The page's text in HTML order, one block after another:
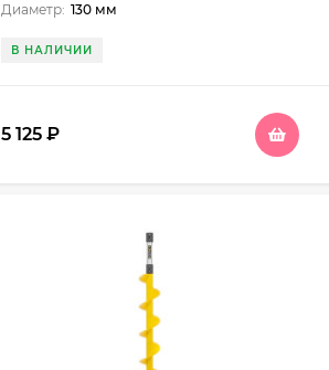
Диаметр: 130 мм
В НАЛИЧИИ
5 125₽